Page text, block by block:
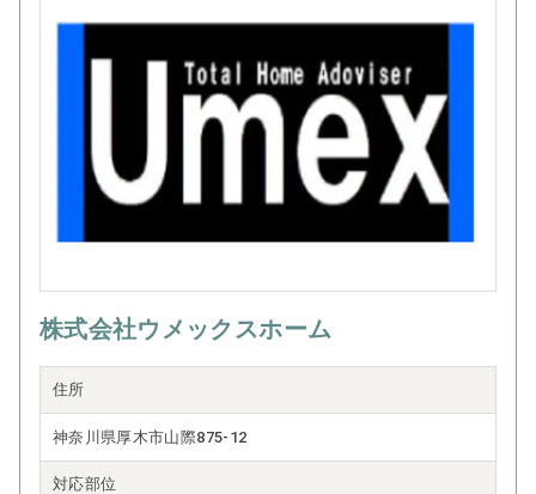
株式会社ウメックスホーム
住所
神奈川県厚木市山際875-12
対応部位